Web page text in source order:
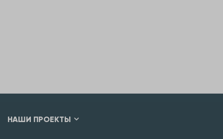
НАШИ ПРОЕКТЫ